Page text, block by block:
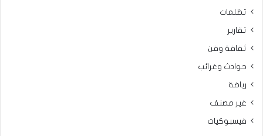
تظلمات
تقارير
ثقافة وفن
حوادث وغرائب
رياضة
غير مصنف
فيسبوكيات